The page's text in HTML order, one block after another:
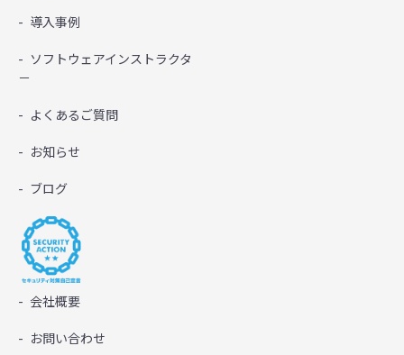
導入事例
ソフトウェアインストラクタ
－
よくあるご質問
お知らせ
ブログ
会社概要
お問い合わせ